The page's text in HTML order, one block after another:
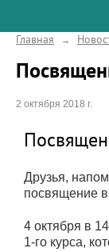
Главная →
2 октября 2018 г.
Друзья,
посвящение в
4 октября в
1-го курса,